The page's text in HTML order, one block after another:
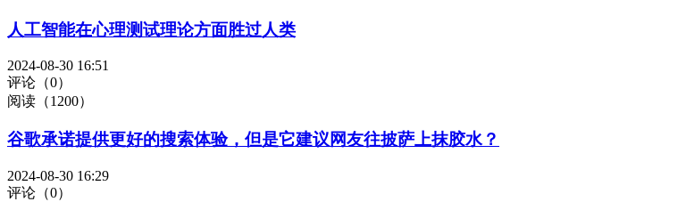
人工智能在心理测试理论方面胜过人类
2024-08-30 16:51
评论（0）
阅读（1200）
谷歌承诺提供更好的搜索体验，但是它建议网友往披萨上抹胶水？
2024-08-30 16:29
评论（0）